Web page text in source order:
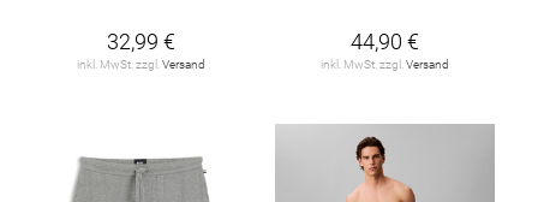
32,99 €
inkl. MwSt. zzgl. Versand
44,90 €
inkl. MwSt. zzgl. Versand